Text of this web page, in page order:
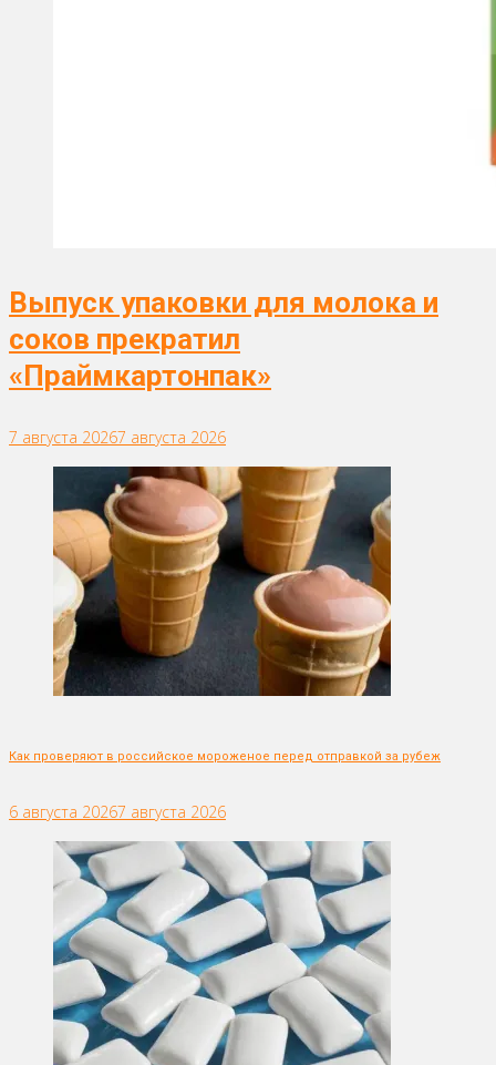
Выпуск упаковки для молока и
соков прекратил
«Праймкартонпак»
7 августа 20267 августа 2026
Как проверяют в российское мороженое перед отправкой за рубеж
6 августа 20267 августа 2026